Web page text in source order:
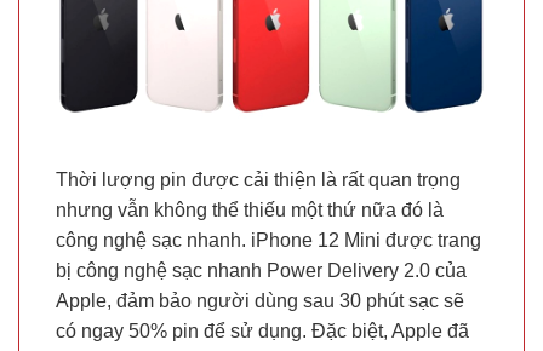
Thời lượng pin được cải thiện là rất quan trọng
nhưng vẫn không thể thiếu một thứ nữa đó là
công nghệ sạc nhanh. iPhone 12 Mini được trang
bị công nghệ sạc nhanh Power Delivery 2.0 của
Apple, đảm bảo người dùng sau 30 phút sạc sẽ
có ngay 50% pin để sử dụng. Đặc biệt, Apple đã